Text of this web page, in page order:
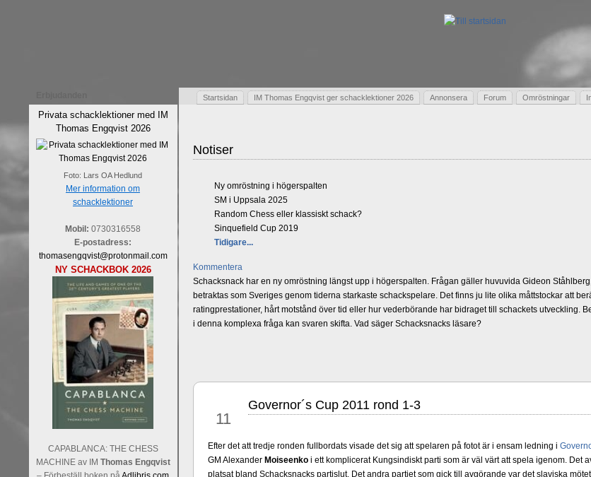
Privata schacklektioner med IM
Thomas Engqvist 2026
Foto: Lars OA Hedlund
Mer information om
schacklektioner
Mobil: 0730316558
E-postadress:
thomasengqvist@protonmail.com
NY SCHACKBOK 2026
CAPABLANCA: THE CHESS
MACHINE av IM Thomas Engqvist
Startsidan IM Thomas Engqvist ger schacklektioner 2026 Annonsera Forum Omröstningar
Notiser
Ny omröstning i högerspalten
SM i Uppsala 2025
Random Chess eller klassiskt schack?
Sinquefield Cup 2019
Tidigare...
Kommentera
Schacksnack har en ny omröstning längst upp i högerspalten. Frågan gäller huvuvida Gideon
betraktas som Sveriges genom tiderna starkaste schackspelare. Det finns ju lite olika måttstockar att
ratingprestationer, hårt motstånd över tid eller hur vederbörande har bidraget till schackets utveckling.
i denna komplexa fråga kan svaren skifta. Vad säger Schacksnacks läsare?
11
Governor´s Cup 2011 rond 1-3
Efter det att tredje ronden fullbordats visade det sig att spelaren på fotot är i ensam ledning i
GM Alexander Moiseenko i ett komplicerat Kungsindiskt parti som är väl värt att spela igenom. Det
platsat bland Schacksnacks partislut. Det andra partiet som gick till avgörande var det slaviska